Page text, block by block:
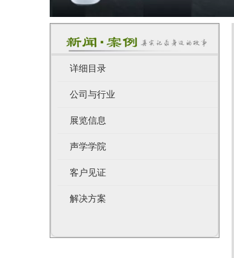
详细目录
公司与行业
展览信息
声学学院
客户见证
解决方案